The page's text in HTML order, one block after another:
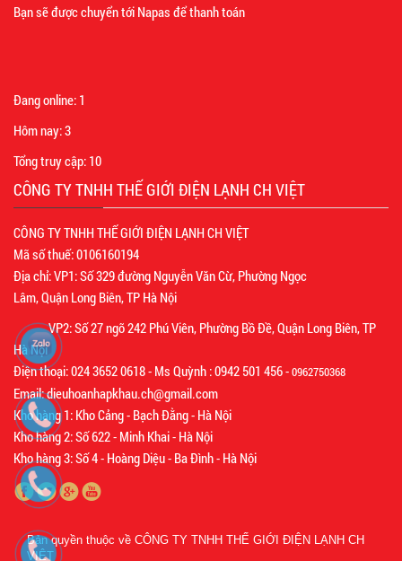
Bạn sẽ được chuyển tới Napas để thanh toán
Đang online: 1
Hôm nay:3
Tổng truy cập: 10
CÔNG TY TNHH THẾ GIỚI ĐIỆN LẠNH CH VIỆT
CÔNG TY TNHH THẾ GIỚI ĐIỆN LẠNH CH VIỆT
Mã số thuế: 0106160194
Địa chỉ: VP1: Số 329 đường Nguyễn Văn Cừ, Phường Ngọc
Lâm, Quận Long Biên, TP Hà Nội
VP2: Số 27 ngõ 242 Phú Viên, Phường Bồ Đề, Quận Long Biên, TP
Hà Nội
Điện thoại: 024 3652 0618 - Ms Quỳnh : 0942 501 456 -0962750368
Email: dieuhoanhapkhau.ch@gmail.com
Kho hàng 1: Kho Cảng - Bạch Đằng - Hà Nội
Kho hàng 2: Số 622 - Minh Khai - Hà Nội
Kho hàng 3: Số 4 - Hoàng Diệu - Ba Đình - Hà Nội
Bản quyền thuộc về CÔNG TY TNHH THẾ GIỚI ĐIỆN LẠNH CH
VIỆT